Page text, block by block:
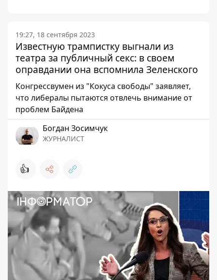
19:27, 18 сентября 2023
Известную трампистку выгнали из
театра за публичный секс: в своем
оправдании она вспомнила Зеленского
Конгрессвумен из "Кокуса свободы" заявляет,
что либералы пытаются отвлечь внимание от
проблем Байдена
Богдан Зосимчук
ЖУРНАЛИСТ
👍